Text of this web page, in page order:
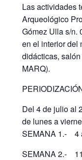
Las actividades
Arqueológico
Gómez Ulla s/n.
en el interior del
didácticas,
MARQ).
Del 4 de julio al
de lunes a
SEMANA 1.- 4
SEMANA 2.-